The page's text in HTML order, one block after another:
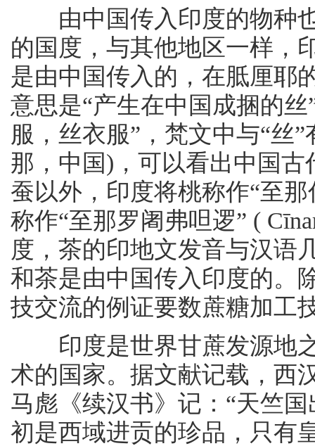
由中国传入印度的物种也
的国度，与其他地区一样，
是由中国传入的，在胝厘耶
意思是“产生在中国成捆的丝
服，丝衣服”，梵文中与“丝
那，中国)，可以看出中国
蚕以外，印度将桃称作“至
称作“至那罗阇弗呾逻” (
度，茶的印地文发音与汉语
和茶是由中国传入印度的。
技交流的例证要数蔗糖加工
印度是世界甘蔗发源地之
术的国家。据文献记载，西
马彪《续汉书》记：“天竺
初是西域进贡的珍品，只有